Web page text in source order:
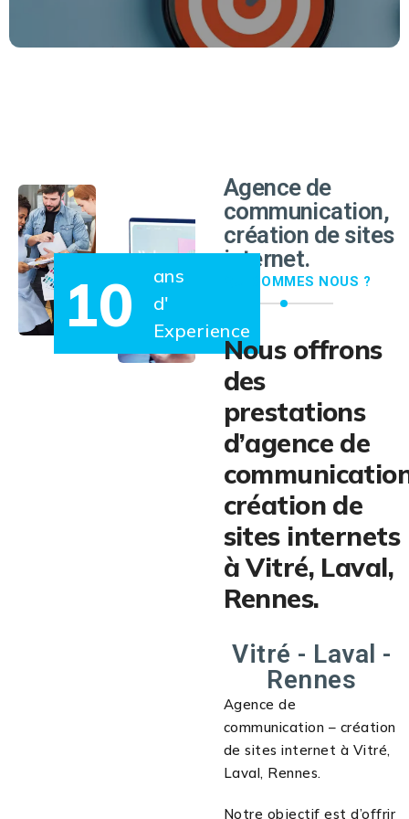
EN SAVOIR PLUS
10
ans
d'
Experience
Agence de
communication,
création de sites
internet.
QUI SOMMES NOUS ?
Nous offrons
des
prestations
d’agence de
création de
sites internets
à Vitré, Laval,
Rennes.
Vitré - Laval -
Rennes
Agence de
communication – création
de sites internet à Vitré,
Laval, Rennes.
Notre objectif est d’offrir